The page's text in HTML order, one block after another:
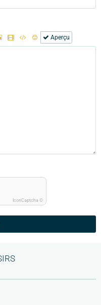
Aperçu
IconCaptcha ©